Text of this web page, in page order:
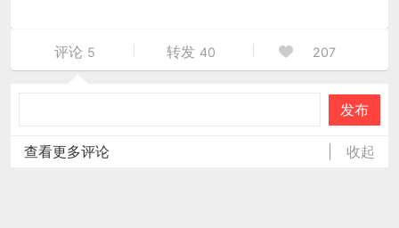
评论 5 转发 40 207
发布
查看更多评论 收起